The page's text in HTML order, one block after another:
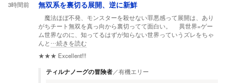
3時間前 無双系を裏切る展開、逆に新鮮
魔法ほぼ不発、モンスターを殺せない罪悪感って展開は、あり
がちチート無双を真っ向から裏切ってて面白い。 異世界=ゲー
ム世界なのに、知ってるはずが知らない世界っていうズレをちゃ
んと …続きを読む
★★★ Excellent!!!
ティルナノーグの冒険者／有機エリー